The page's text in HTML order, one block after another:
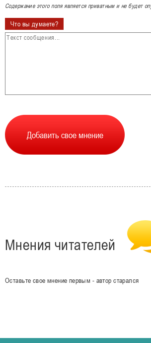
Содержание этого поля является приватным и не будет
Что вы думаете?
Мнения читателей
Оставьте свое мнение первым - автор старался